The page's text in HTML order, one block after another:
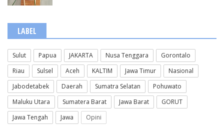
LABEL
Sulut Papua JAKARTA Nusa Tenggara
Gorontalo
Riau
Sulsel Aceh KALTIM Jawa Timur
Nasional
Jabodetabek
Daerah Sumatra Selatan
Pohuwato
Maluku Utara
Sumatera Barat Jawa Barat
GORUT
Jawa Tengah
Jawa Opini